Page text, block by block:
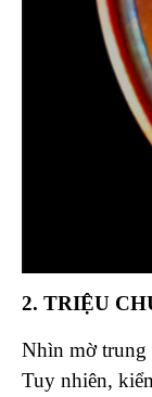
2. TRIỆU
Nhìn mờ trung
Tuy nhiên,